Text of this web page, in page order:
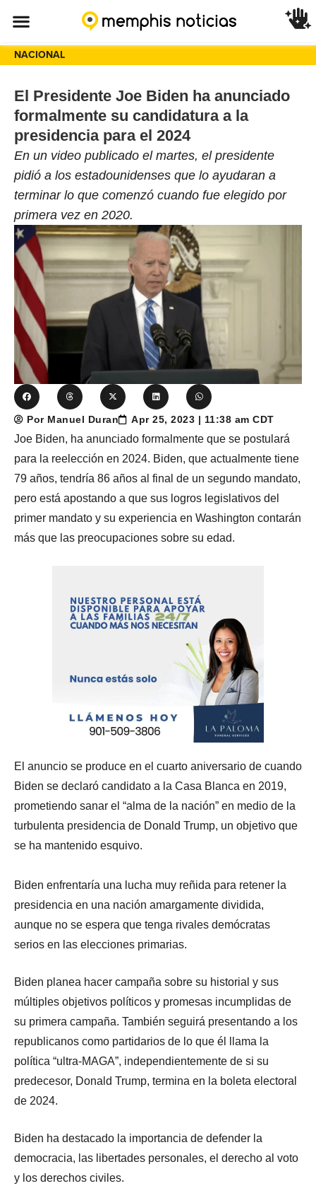
NACIONAL
El Presidente Joe Biden ha anunciado
formalmente su candidatura a la
presidencia para el 2024
En un video publicado el martes, el presidente
pidió a los estadounidenses que lo ayudaran a
terminar lo que comenzó cuando fue elegido por
primera vez en 2020.
Por Manuel Duran Apr 25, 2023 | 11:38 am CDT
Joe Biden, ha anunciado formalmente que se postulará
para la reelección en 2024. Biden, que actualmente tiene
79 años, tendría 86 años al final de un segundo mandato,
pero está apostando a que sus logros legislativos del
primer mandato y su experiencia en Washington contarán
más que las preocupaciones sobre su edad.
El anuncio se produce en el cuarto aniversario de cuando
Biden se declaró candidato a la Casa Blanca en 2019,
prometiendo sanar el “alma de la nación” en medio de la
turbulenta presidencia de Donald Trump, un objetivo que
se ha mantenido esquivo.
Biden enfrentaría una lucha muy reñida para retener la
presidencia en una nación amargamente dividida,
aunque no se espera que tenga rivales demócratas
serios en las elecciones primarias.
Biden planea hacer campaña sobre su historial y sus
múltiples objetivos políticos y promesas incumplidas de
su primera campaña. También seguirá presentando a los
republicanos como partidarios de lo que él llama la
política “ultra-MAGA”, independientemente de si su
predecesor, Donald Trump, termina en la boleta electoral
de 2024.
Biden ha destacado la importancia de defender la
democracia, las libertades personales, el derecho al voto
y los derechos civiles.